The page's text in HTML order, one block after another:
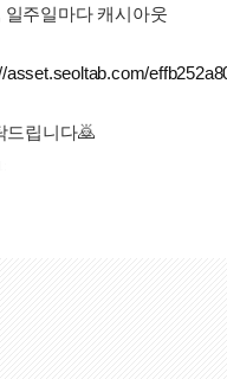
주일마다 캐시아웃
asset.seoltab.com/
드립니다🙇